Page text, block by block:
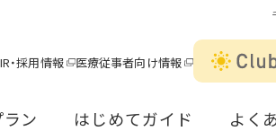
・採用情報 医療従事者向け情報
ン はじめてガイド よく